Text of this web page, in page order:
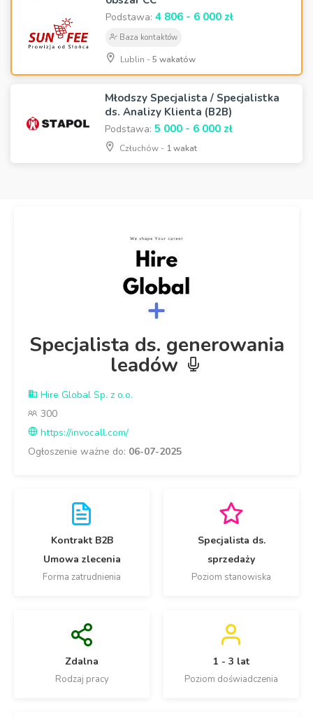
Podstawa: 4 806 - 6 000 zł
Baza kontaktów
Lublin -5 wakatów
Młodszy Specjalista / Specjalistka
ds. Analizy Klienta (B2B)
Podstawa: 5 000 - 6 000 zł
Człuchów - 1 wakat
Specjalista ds. generowania
leadów
Hire Global Sp. z o.o.
300
https://invocall.com/
Ogłoszenie ważne do: 06-07-2025
Kontrakt B2B
Umowa zlecenia
Forma zatrudnienia
Specjalista ds.
sprzedaży
Poziom stanowiska
Zdalna
Rodzaj pracy
1 - 3 lat
Poziom doświadczenia